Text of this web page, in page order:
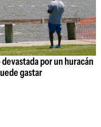
devastada por un huracán
gastar